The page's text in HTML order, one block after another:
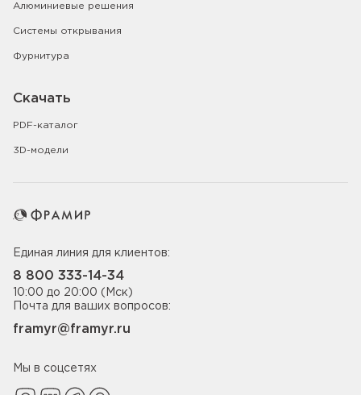
Алюминиевые решения
Системы открывания
Фурнитура
Скачать
PDF-каталог
3D-модели
Единая линия для клиентов:
8 800 333-14-34
10:00 до 20:00 (Мск)
Почта для ваших вопросов:
framyr@framyr.ru
Мы в соцсетях